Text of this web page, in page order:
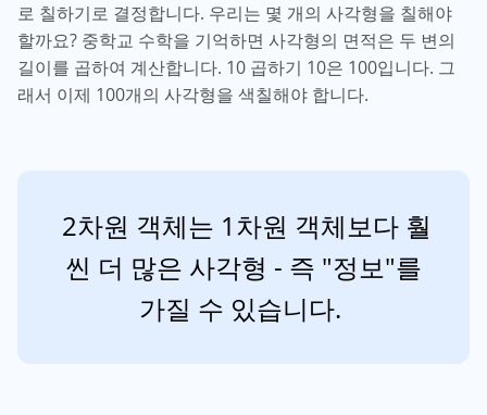
로 칠하기로 결정합니다. 우리는 몇 개의 사각형을 칠해야
할까요? 중학교 수학을 기억하면 사각형의 면적은 두 변의
길이를 곱하여 계산합니다. 10 곱하기 10은 100입니다. 그
래서 이제 100개의 사각형을 색칠해야 합니다.
2차원 객체는 1차원 객체보다 훨
씬 더 많은 사각형 - 즉 "정보"를
가질 수 있습니다.